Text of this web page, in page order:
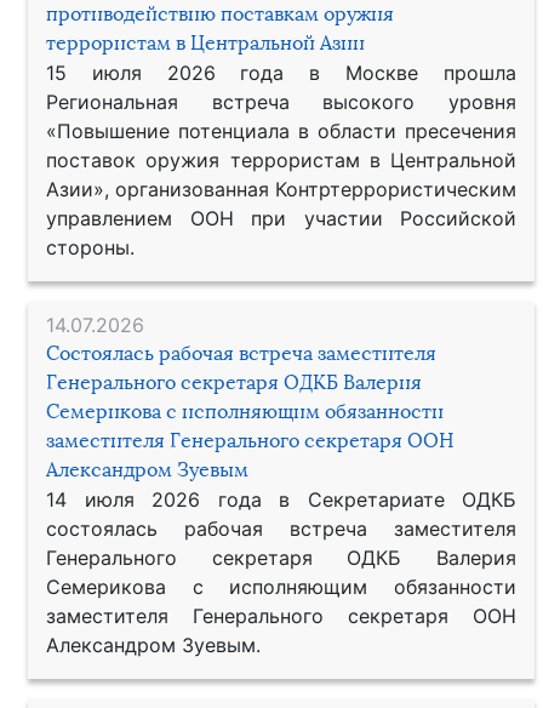
противодействию поставкам оружия
террористам в Центральной Азии
15 июля 2026 года в Москве прошла
Региональная встреча высокого уровня
«Повышение потенциала в области пресечения
поставок оружия террористам в Центральной
Азии», организованная Контртеррористическим
управлением ООН при участии Российской
стороны.
14.07.2026
Состоялась рабочая встреча заместителя
Генерального секретаря ОДКБ Валерия
Семерикова с исполняющим обязанности
заместителя Генерального секретаря ООН
Александром Зуевым
14 июля 2026 года в Секретариате ОДКБ
состоялась рабочая встреча заместителя
Генерального секретаря ОДКБ Валерия
Семерикова с исполняющим обязанности
заместителя Генерального секретаря ООН
Александром Зуевым.